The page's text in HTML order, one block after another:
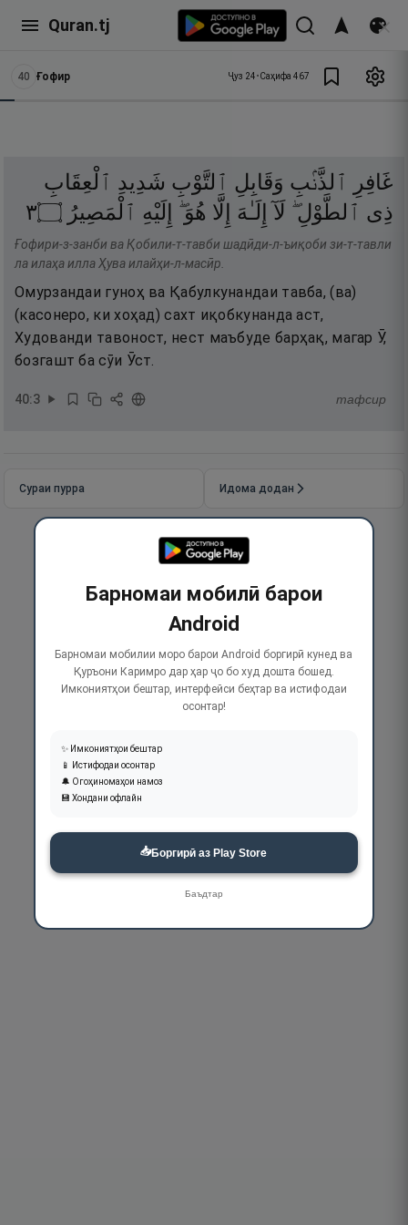
Quran.tj
40 Ғофир Ҷуз 24•Саҳифа 467
غَافِرِ ٱلذَّنۢبِ وَقَابِلِ ٱلتَّوْبِ شَدِيدِ ٱلْعِقَابِ
ذِى ٱلطَّوْلِ ۖ لَآ إِلَـٰهَ إِلَّا هُوَ ۖ إِلَيْهِ ٱلْمَصِيرُ ۝٣
Ғофири-з-занби ва Қобили-т-тавби шадӣди-л-ъиқоби зи-т-тавли
ла илаҳа илла Ҳува илайҳи-л-масӣр.
Омурзандаи гуноҳ ва Қабулкунандаи тавба, (ва)
(касонеро, ки хоҳад) сахт иқобкунанда аст,
Худованди тавоност, нест маъбуде барҳақ, магар Ӯ,
бозгашт ба сӯи Ӯст.
40:3 тафсир
Сураи пурра Идома додан
Барномаи мобилӣ барои
Android
Барномаи мобилии моро барои Android боргирӣ кунед ва
Қуръони Каримро дар ҳар ҷо бо худ дошта бошед.
Имкониятҳои бештар, интерфейси беҳтар ва истифодаи
осонтар!
✨ Имкониятҳои бештар
📱 Истифодаи осонтар
🔔 Огоҳиномаҳои намоз
💾 Хондани офлайн
📥Боргирӣ аз Play Store
Баъдтар